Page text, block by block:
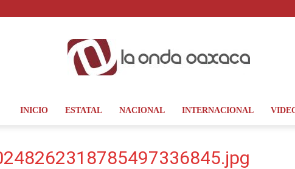
La
INICIO ESTATAL NACIONAL INTERNACIONAL